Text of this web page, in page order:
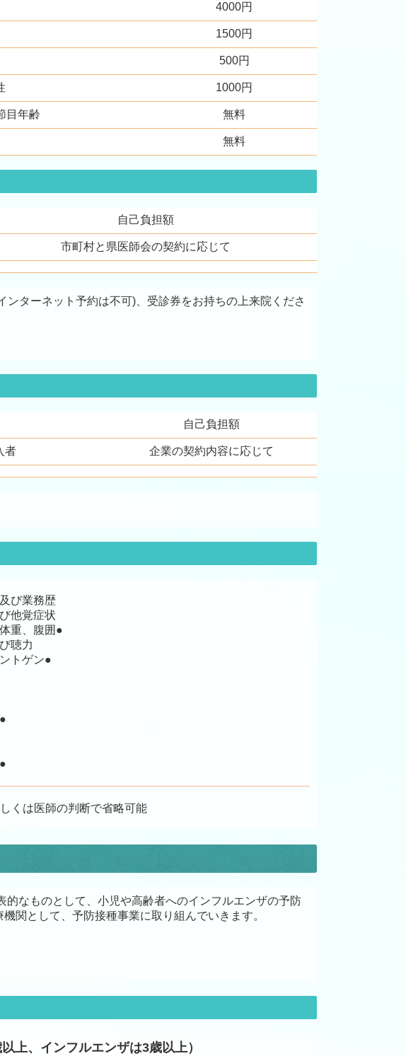
4000円
1500円
500円
1000円
目年齢 無料
無料
自己負担額
市町村と県医師会の契約に応じて
ンターネット予約は不可)、受診券をお持ちの上来院くださ
自己負担額
者 企業の契約内容に応じて
び業務歴
他覚症状
重、腹囲 ●
聴力
トゲン●
●
くは医師の判断で省略可能
なものとして、小児や高齢者へのインフルエンザの予防
関として、予防接種事業に取り組んでいきます。
上、インフルエンザは3歳以上）